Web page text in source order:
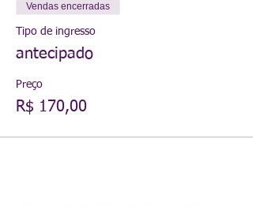
Vendas encerradas
Tipo de ingresso
antecipado
Preço
R$ 170,00